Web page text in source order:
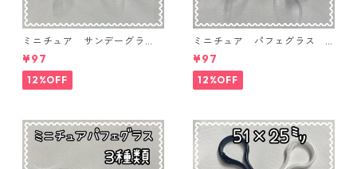
ミニチュア サンデーグラ
ス 3個入り【MNT-GLS-3P-
04】
¥97
12%OFF
ミニチュア パフェグラス 3
個入り【MNT-GLS-3P-03】
¥97
12%OFF